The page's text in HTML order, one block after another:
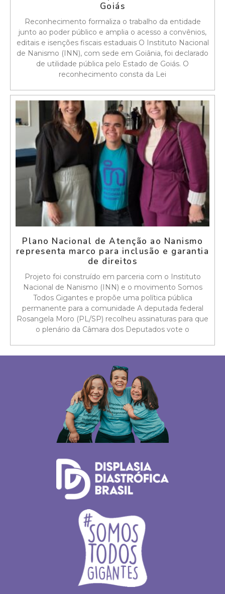
Goiás
Reconhecimento formaliza o trabalho da entidade
junto ao poder público e amplia o acesso a convênios,
editais e isenções fiscais estaduais O Instituto Nacional
de Nanismo (INN), com sede em Goiânia, foi declarado
de utilidade pública pelo Estado de Goiás. O
reconhecimento consta da Lei
Plano Nacional de Atenção ao Nanismo
representa marco para inclusão e garantia
de direitos
Projeto foi construído em parceria com o Instituto
Nacional de Nanismo (INN) e o movimento Somos
Todos Gigantes e propõe uma política pública
permanente para a comunidade A deputada federal
Rosangela Moro (PL/SP) recolheu assinaturas para que
o plenário da Câmara dos Deputados vote o